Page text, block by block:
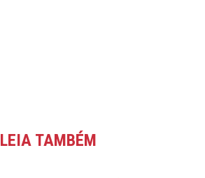
LEIA TAMBÉM